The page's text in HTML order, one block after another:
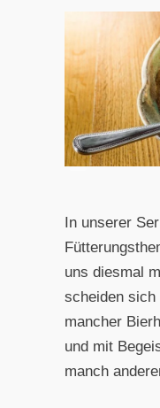
In unserer
uns diesmal
scheiden sich
mancher
und mit
manch